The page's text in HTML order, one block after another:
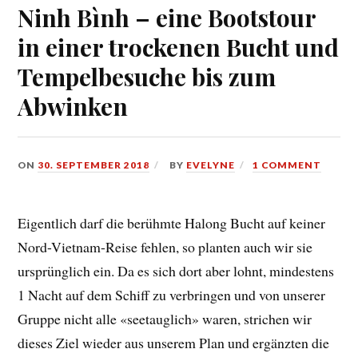
Ninh Bình – eine Bootstour
in einer trockenen Bucht und
Tempelbesuche bis zum
Abwinken
ON 30. SEPTEMBER 2018 BY EVELYNE 1 COMMENT
Eigentlich darf die berühmte Halong Bucht auf keiner
Nord-Vietnam-Reise fehlen, so planten auch wir sie
ursprünglich ein. Da es sich dort aber lohnt, mindestens
1 Nacht auf dem Schiff zu verbringen und von unserer
Gruppe nicht alle «seetauglich» waren, strichen wir
dieses Ziel wieder aus unserem Plan und ergänzten die